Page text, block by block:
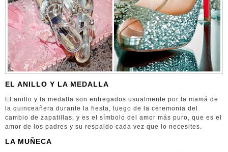
EL ANILLO Y LA MEDALLA
El anillo y la medalla son entregados usualmente por la mamá de
la quinceañera durante la fiesta, luego de la ceremonia del
cambio de zapatillas, y es el símbolo del amor más puro, que es el
amor de los padres y su respaldo cada vez que lo necesites.
LA MUÑECA